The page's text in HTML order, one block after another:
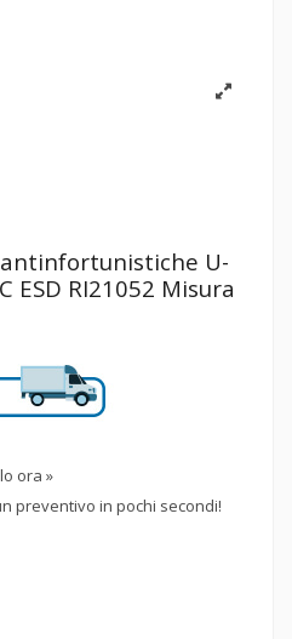
U-
ESD RI21052 Misura
ora »
preventivo in pochi secondi!